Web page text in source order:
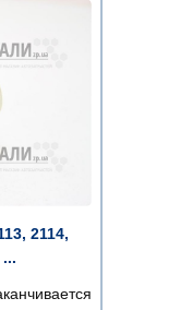
2114,